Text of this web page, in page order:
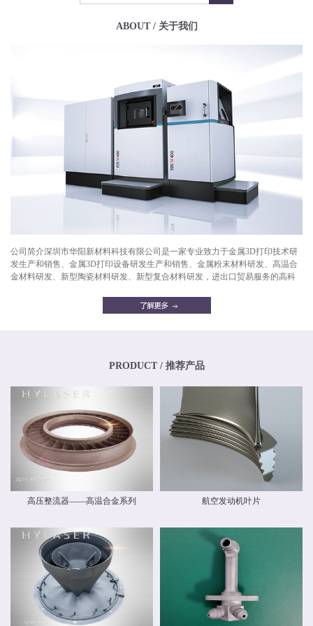
ABOUT / 关于我们
公司简介深圳市华阳新材料科技有限公司是一家专业致力于金属3D打印技术研
发生产和销售、金属3D打印设备研发生产和销售、金属粉末材料研发、高温合
金材料研发、新型陶瓷材料研发、新型复合材料研发，进出口贸易服务的高科
油喷嘴，减重机箱，散热器，异形件，模具，工艺品等。华阳新材料拥有一支
专业化、年轻化的技术团队，其骨干均为博士、硕士，其中博士生比例超过
联合研发合作关系。华阳新材料具有高素质人才的研发中心，，拥有一流的跨
检测设备，能够对材料物理力学性能、化学性能及疲劳损伤进行检测，能分析
材料化学成分、分析金属及金属间化合物的分布、分析晶体和晶界组织。 华阳
新材料现有激光专业级金属3D打印设备多台。公司具有ISO9001质量体系认
证，具备完整的质量管理体系。公司战略华阳的价值理念是 创造价值，创新报
国 ；核心竞争力是持续创新、快速响应。我们根据客户需求开发新产品和系统
方案，提供可靠的质量和最好的服务，并降低客户成本。
PRODUCT / 推荐产品
高压整流器——高温合金系列 航空发动机叶片